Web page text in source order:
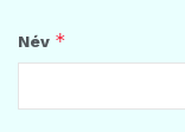
Név *